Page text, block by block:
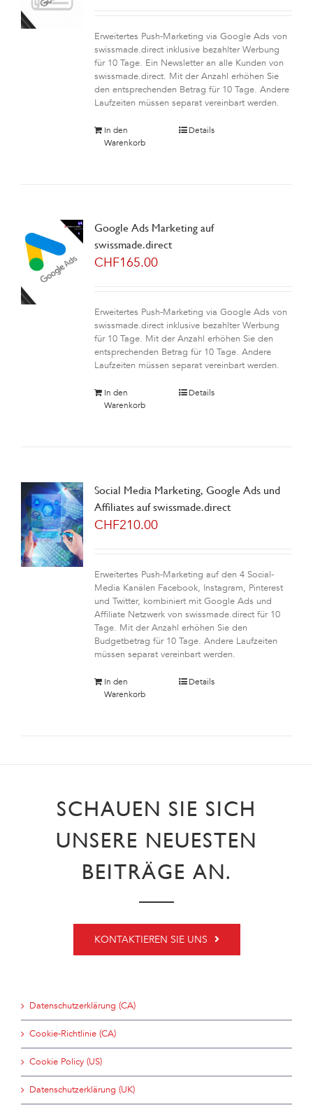
Erweitertes Push-Marketing via Google Ads von
swissmade.direct inklusive bezahlter Werbung
für 10 Tage. Ein Newsletter an alle Kunden von
swissmade.direct. Mit der Anzahl erhöhen Sie
den entsprechenden Betrag für 10 Tage. Andere
Laufzeiten müssen separat vereinbart werden.
In den
Warenkorb
Details
Google Ads Marketing auf
swissmade.direct
CHF165.00
Erweitertes Push-Marketing via Google Ads von
swissmade.direct inklusive bezahlter Werbung
für 10 Tage. Mit der Anzahl erhöhen Sie den
entsprechenden Betrag für 10 Tage. Andere
Laufzeiten müssen separat vereinbart werden.
In den
Warenkorb
Details
Social Media Marketing, Google Ads und
Affiliates auf swissmade.direct
CHF210.00
Erweitertes Push-Marketing auf den 4 Social-
Media Kanälen Facebook, Instagram, Pinterest
und Twitter, kombiniert mit Google Ads und
Affiliate Netzwerk von swissmade.direct für 10
Tage. Mit der Anzahl erhöhen Sie den
Budgetbetrag für 10 Tage. Andere Laufzeiten
müssen separat vereinbart werden.
In den
Warenkorb
Details
SCHAUEN SIE SICH
UNSERE NEUESTEN
BEITRÄGE AN.
KONTAKTIEREN SIE UNS
Datenschutzerklärung (CA)
Cookie-Richtlinie (CA)
Cookie Policy (US)
Datenschutzerklärung (UK)